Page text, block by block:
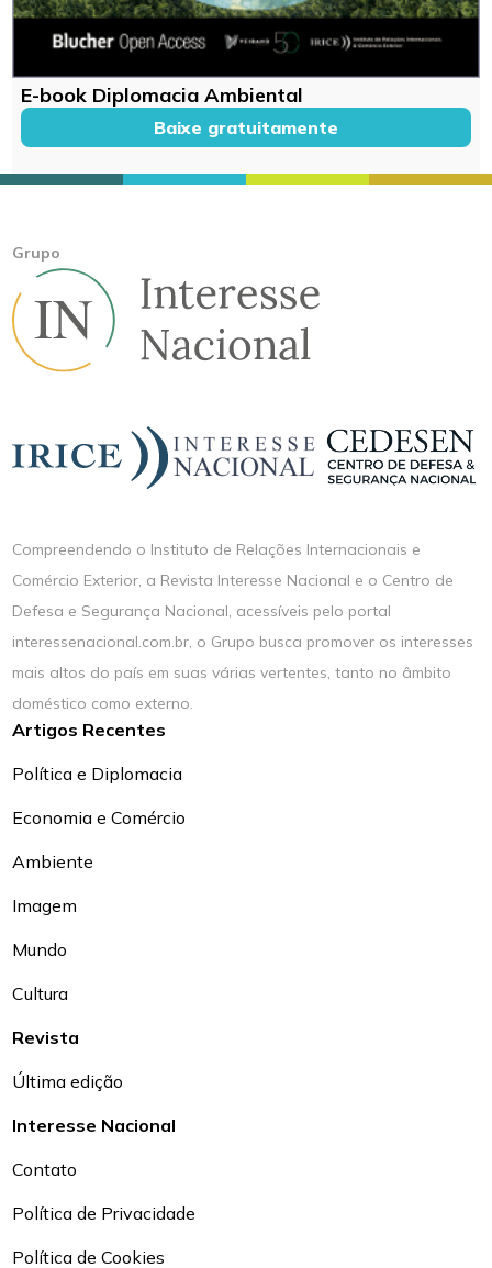
E-book Diplomacia Ambiental
Baixe gratuitamente
Grupo
Compreendendo o Instituto de Relações Internacionais e
Comércio Exterior, a Revista Interesse Nacional e o Centro de
Defesa e Segurança Nacional, acessíveis pelo portal
interessenacional.com.br, o Grupo busca promover os interesses
mais altos do país em suas várias vertentes, tanto no âmbito
doméstico como externo.
Artigos Recentes
Política e Diplomacia
Economia e Comércio
Ambiente
Imagem
Mundo
Cultura
Revista
Última edição
Interesse Nacional
Contato
Política de Privacidade
Política de Cookies